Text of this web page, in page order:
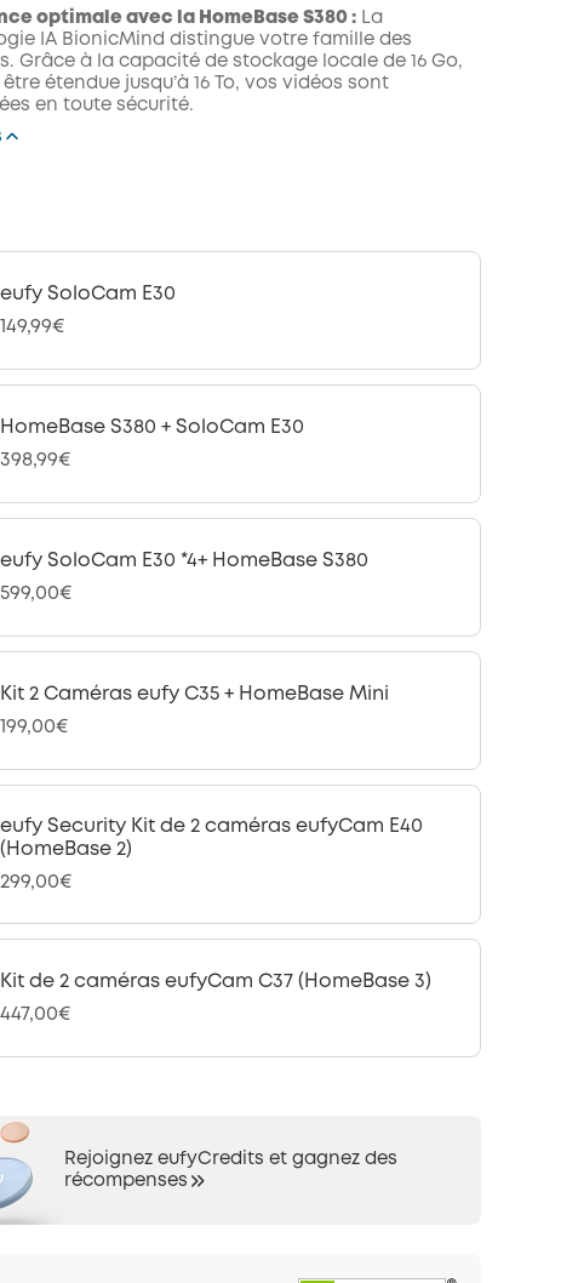
optimale avec la HomeBase S380 :La
IA BionicMind distingue votre famille des
Grâce à la capacité de stockage locale de 16 Go,
étendue jusqu’à 16 To, vos vidéos sont
en toute sécurité.
eufy SoloCam E30
149,99€
HomeBase S380 + SoloCam E30
398,99€
eufy SoloCam E30 *4+ HomeBase S380
599,00€
Kit 2 Caméras eufy C35 + HomeBase Mini
199,00€
eufy Security Kit de 2 caméras eufyCam E40
(HomeBase 2)
299,00€
Kit de 2 caméras eufyCam C37 (HomeBase 3)
447,00€
Rejoignez eufyCredits et gagnez des
récompenses